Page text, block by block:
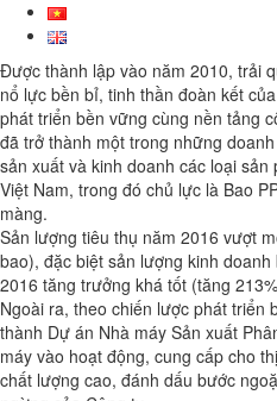
Được thành lập vào năm 2010, trải
nổ lực bền bỉ, tinh thần đoàn kết
phát triển bền vững cùng nền tảng
đã trở thành một trong những
sản xuất và kinh doanh các loại
Việt Nam, trong đó chủ lực là Bao
màng.
Sản lượng tiêu thụ năm 2016 vượt
bao), đặc biệt sản lượng kinh
2016 tăng trưởng khá tốt (tăng
Ngoài ra, theo chiến lược phát triển
thành Dự án Nhà máy Sản xuất
máy vào hoạt động, cung cấp cho
chất lượng cao, đánh dấu bước